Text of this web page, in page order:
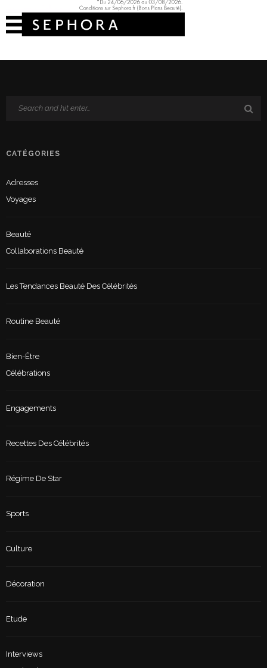
CATÉGORIES
Adresses
Voyages
Beauté
Collaborations Beauté
Les Tendances Beauté Des Célébrités
Routine Beauté
Bien-Être
Célébrations
Engagements
Recettes Des Célébrités
Régime De Star
Sports
Culture
Décoration
Etude
Interviews